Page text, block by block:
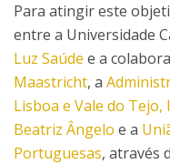
Para atingir este
entre a Universidade
Luz Saúde e a
Maastricht, a
Lisboa e Vale do
Beatriz Ângelo e a
Portuguesas, através